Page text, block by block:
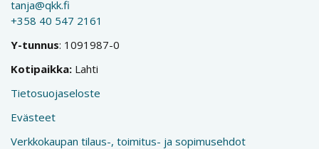
tanja@qkk.fi
+358 40 547 2161
Y-tunnus: 1091987-0
Kotipaikka: Lahti
Tietosuojaseloste
Evästeet
Verkkokaupan tilaus-, toimitus- ja sopimusehdot